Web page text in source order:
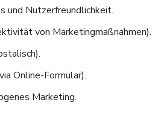
und Nutzerfreundlichkeit.
von Marketingmaßnahmen).
Online-Formular).
Marketing.